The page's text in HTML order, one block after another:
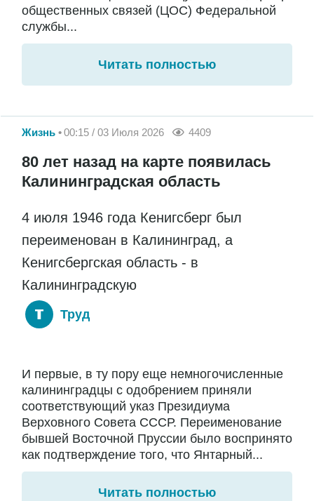
общественных связей (ЦОС) Федеральной
службы...
Читать полностью
Жизнь 00:15 / 03 Июля 2026 4409
80 лет назад на карте появилась
Калининградская область
4 июля 1946 года Кенигсберг был
переименован в Калининград, а
Кенигсбергская область - в
Калининградскую
Труд
И первые, в ту пору еще немногочисленные
калининградцы с одобрением приняли
соответствующий указ Президиума
Верховного Совета СССР. Переименование
бывшей Восточной Пруссии было воспринято
как подтверждение того, что Янтарный...
Читать полностью